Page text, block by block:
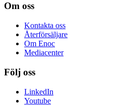
Om oss
Kontakta oss
Återförsäljare
Om Enoc
Mediacenter
Följ oss
LinkedIn
Youtube